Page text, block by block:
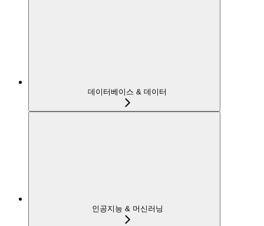
데이터베이스 & 데이터
인공지능 & 머신러닝